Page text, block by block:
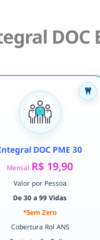
DOC
DOC PME 30
Mensal R$ 19,90
Valor por Pessoa
De 30 a 99 Vidas
*Sem Zero
Cobertura Rol ANS